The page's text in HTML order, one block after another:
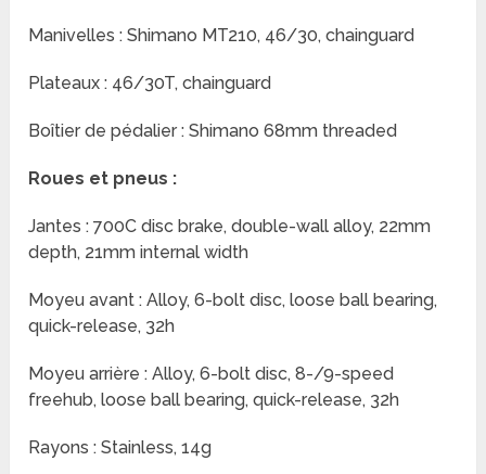
Manivelles : Shimano MT210, 46/30, chainguard
Plateaux : 46/30T, chainguard
Boîtier de pédalier : Shimano 68mm threaded
Roues et pneus :
Jantes : 700C disc brake, double-wall alloy, 22mm
depth, 21mm internal width
Moyeu avant : Alloy, 6-bolt disc, loose ball bearing,
quick-release, 32h
Moyeu arrière : Alloy, 6-bolt disc, 8-/9-speed
freehub, loose ball bearing, quick-release, 32h
Rayons : Stainless, 14g